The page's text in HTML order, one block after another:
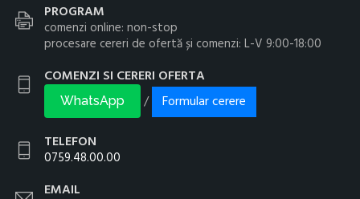
PROGRAM
comenzi online: non-stop
procesare cereri de ofertă și comenzi: L-V 9:00-18:00
COMENZI SI CERERI OFERTA
WhatsApp /
Formular cerere
TELEFON
0759.48.00.00
EMAIL